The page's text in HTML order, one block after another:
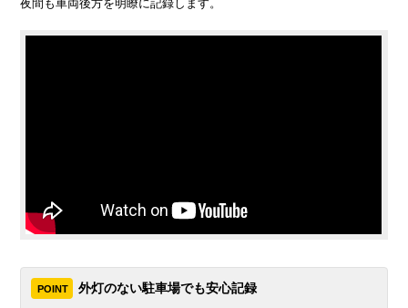
夜間も車両後方を明瞭に記録します。
POINT 外灯のない駐車場でも安心記録